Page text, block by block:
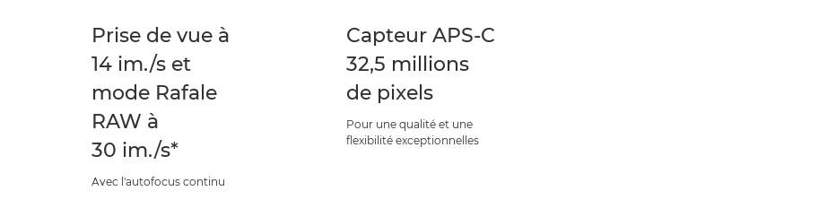
Prise de vue à
14 im./s et
mode Rafale
RAW à
30 im./s*
Avec l'autofocus continu
Capteur APS-C
32,5 millions
de pixels
Pour une qualité et une
flexibilité exceptionnelles